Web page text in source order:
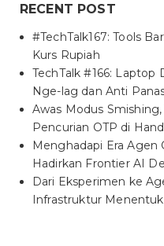
RECENT POST
#TechTalk167: Tools
Kurs Rupiah
TechTalk #166: Laptop
Nge-lag dan Anti
Awas Modus
Pencurian OTP di
Menghadapi Era
Hadirkan Frontier AI
Dari Eksperimen ke
Infrastruktur